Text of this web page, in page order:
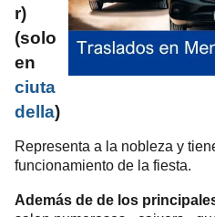
r)
(solo
en
ciuta
della)
Representa a la nobleza y
funcionamiento de la fiesta.
Además de de los